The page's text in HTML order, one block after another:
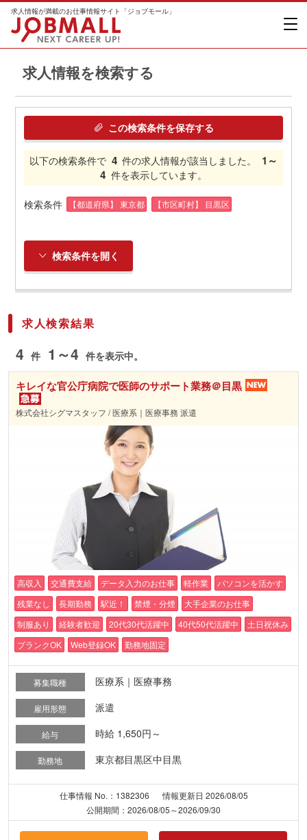
求人情報が満載のお仕事情報サイト「ジョブモール」
求人情報を検索する
この検索条件を保存する
以下の検索条件で 4 件の求人情報が該当しました。
1～
4 件を表示しています。
検索条件 【都道府県】 東京都 【市区町村】 目黒区
検索条件を開く
求人検索結果
4 件 1～4 件を表示中。
キレイな官公庁病院で医師のサポート業務＠目黒
株式会社シグマスタッフ / 医療系｜医療事務 派遣
高収入 交通費支給 データ入力のお仕事 軽作業
パソコンを活かす
残業なし
長期勤務 駅近！ 禁煙・分煙
大手企業のお仕事
制服あり
経験者歓迎 20代30代活躍中 40代50代活躍中
土日祝休み
ブランクOK
Web登録OK 勤務地固定
募集職種 医療系｜医療事務
雇用形態 派遣
給与 時給 1,650円～
勤務地 東京都目黒区中目黒
仕事情報 No.：1382306
情報更新日 2026/08/05
公開期間：2026/08/05～2026/09/30